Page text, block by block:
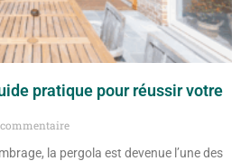
pratique pour réussir votre
commentaire
la pergola est devenue l’une des